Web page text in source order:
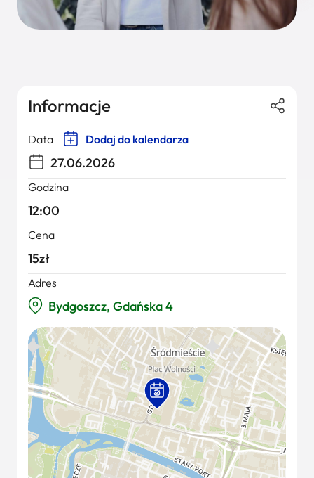
Informacje
Data Dodaj do kalendarza
27.06.2026
Godzina
12:00
Cena
15zł
Adres
Bydgoszcz, Gdańska 4